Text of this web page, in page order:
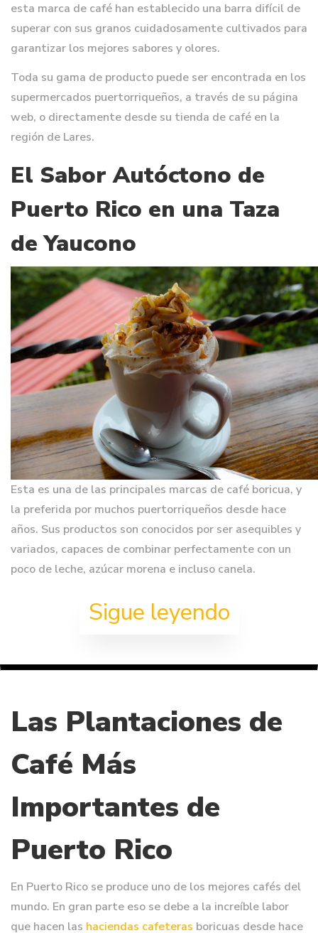
esta marca de café han establecido una barra difícil de
superar con sus granos cuidadosamente cultivados para
garantizar los mejores sabores y olores.
Toda su gama de producto puede ser encontrada en los
supermercados puertorriqueños, a través de su página
web, o directamente desde su tienda de café en la
región de Lares.
El Sabor Autóctono de
Puerto Rico en una Taza
de Yaucono
Esta es una de las principales marcas de café boricua, y
la preferida por muchos puertorriqueños desde hace
años. Sus productos son conocidos por ser asequibles y
variados, capaces de combinar perfectamente con un
poco de leche, azúcar morena e incluso canela.
Sigue leyendo
Las Plantaciones de
Café Más
Importantes de
Puerto Rico
En Puerto Rico se produce uno de los mejores cafés del
mundo. En gran parte eso se debe a la increíble labor
que hacen las haciendas cafeteras boricuas desde hace